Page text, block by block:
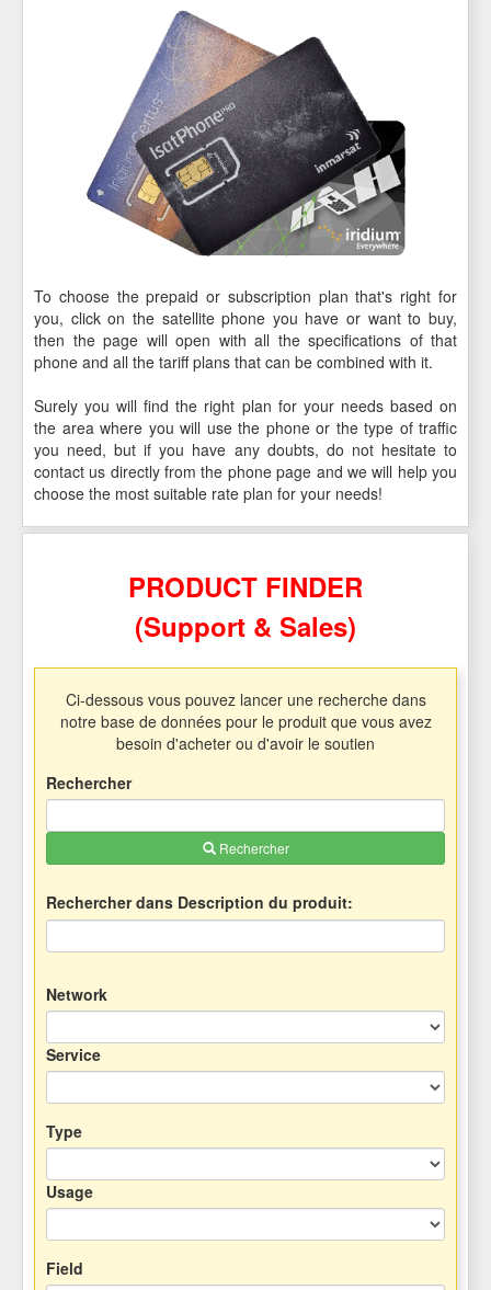
To choose the prepaid or subscription plan that's right for
you, click on the satellite phone you have or want to buy,
then the page will open with all the specifications of that
phone and all the tariff plans that can be combined with it.
Surely you will find the right plan for your needs based on
the area where you will use the phone or the type of traffic
you need, but if you have any doubts, do not hesitate to
contact us directly from the phone page and we will help you
choose the most suitable rate plan for your needs!
PRODUCT FINDER
(Support & Sales)
Ci-dessous vous pouvez lancer une recherche dans
notre base de données pour le produit que vous avez
besoin d'acheter ou d'avoir le soutien
Rechercher
Rechercher
Rechercher dans Description du produit:
Network
Service
Type
Usage
Field